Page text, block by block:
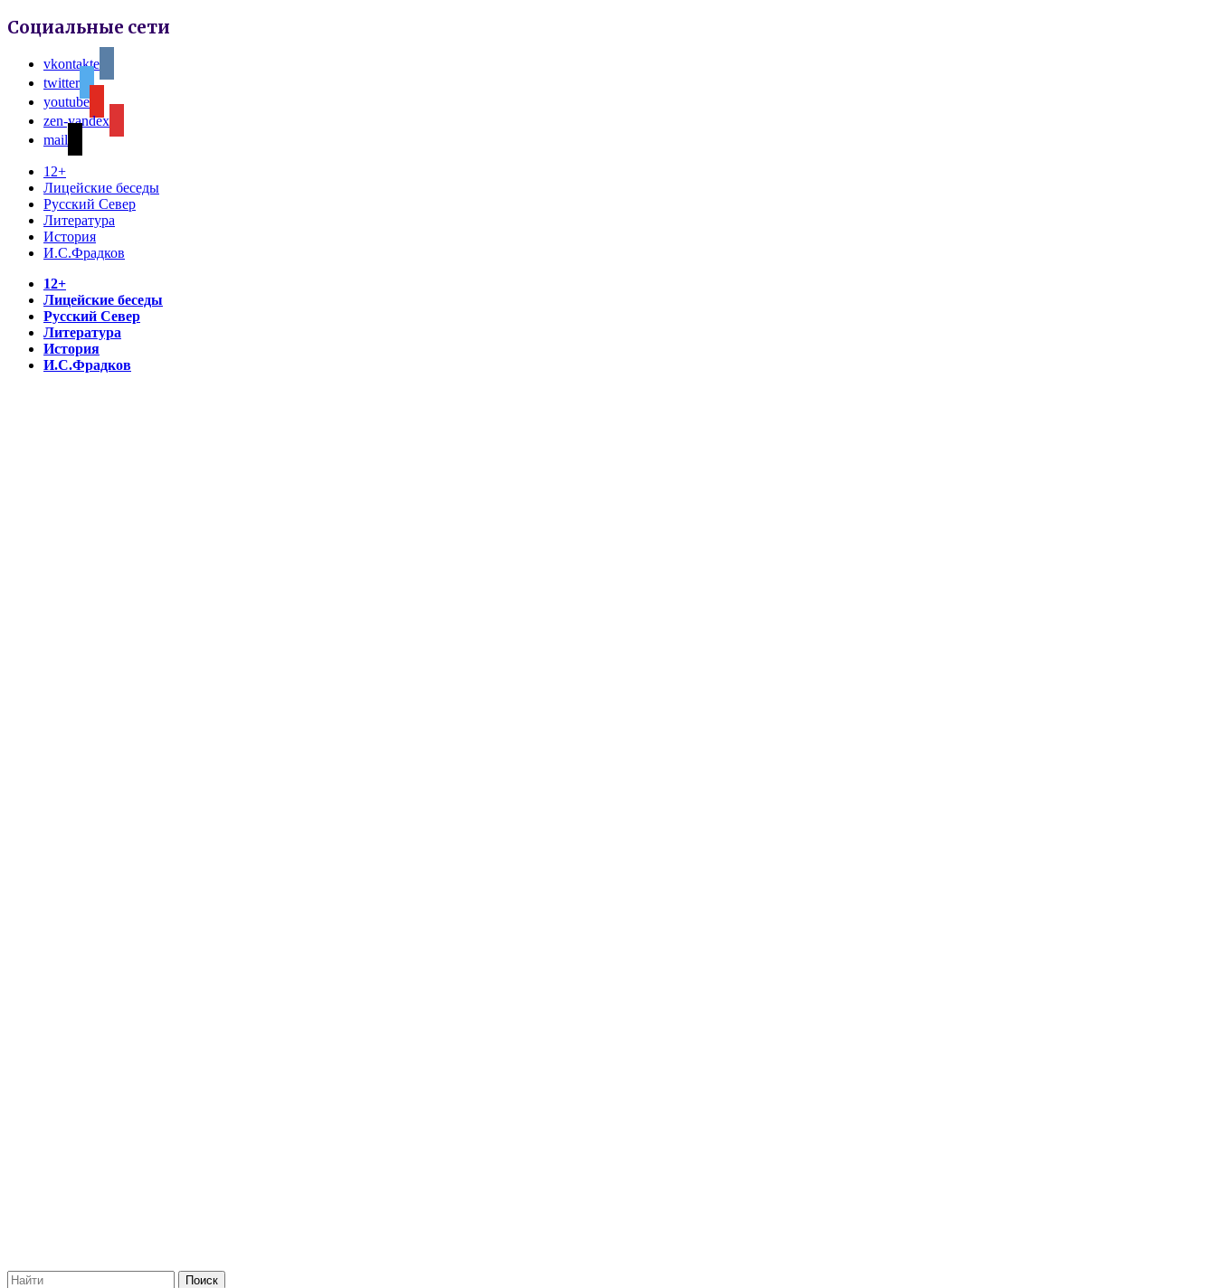
Социальные сети
vkontakte
twitter
youtube
zen-yandex
mail
12+
Лицейские беседы
Русский Север
Литература
История
И.С.Фрадков
12+
Лицейские беседы
Русский Север
Литература
История
И.С.Фрадков